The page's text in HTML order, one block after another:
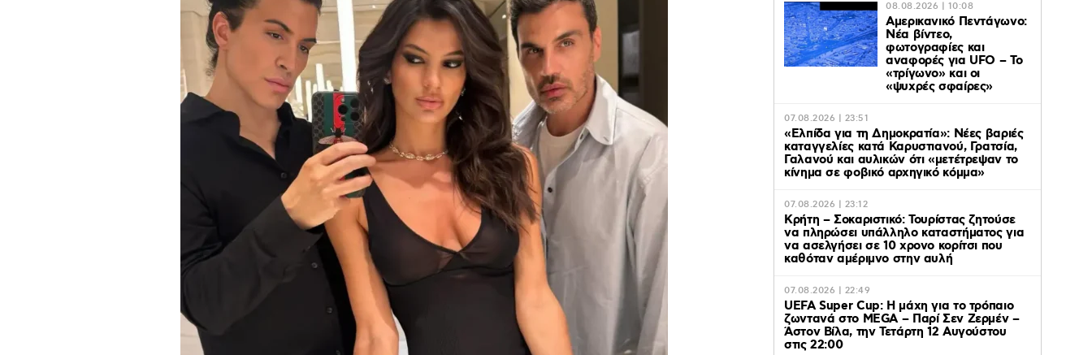
08.08.2026 | 10:08
Αμερικανικό Πεντάγωνο:
Νέα βίντεο,
φωτογραφίες και
αναφορές για UFO – Το
«τρίγωνο» και οι
«ψυχρές σφαίρες»
07.08.2026 | 23:51
«Ελπίδα για τη Δημοκρατία»: Νέες βαριές
καταγγελίες κατά Καρυστιανού, Γρατσία,
Γαλανού και αυλικών ότι «μετέτρεψαν το
κίνημα σε φοβικό αρχηγικό κόμμα»
07.08.2026 | 23:12
Κρήτη – Σοκαριστικό: Τουρίστας ζητούσε
να πληρώσει υπάλληλο καταστήματος για
να ασελγήσει σε 10 χρονο κορίτσι που
καθόταν αμέριμνο στην αυλή
07.08.2026 | 22:49
UEFA Super Cup: Η μάχη για το τρόπαιο
ζωντανά στο MEGA – Παρί Σεν Ζερμέν –
Άστον Βίλα, την Τετάρτη 12 Αυγούστου
στις 22:00